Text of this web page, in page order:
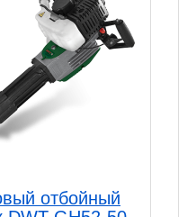
отбойный